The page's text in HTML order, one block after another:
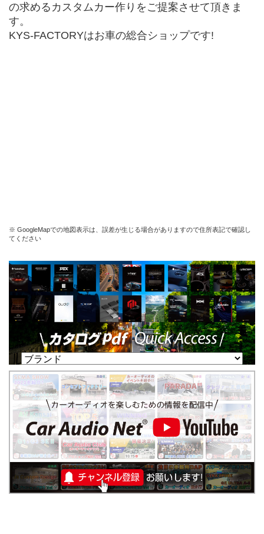
の求めるカスタムカー作りをご提案させて頂きま
す。
KYS-FACTORYはお車の総合ショップです!
※ GoogleMapでの地図表示は、誤差が生じる場合がありますので住所表記で確認し
てください